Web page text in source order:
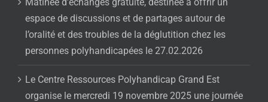
espace de discussions et de partages autour de
l’oralité et des troubles de la déglutition chez les
personnes polyhandicapées le 27.02.2026
Le Centre Ressources Polyhandicap Grand Est
organise le mercredi 19 novembre 2025 une journée